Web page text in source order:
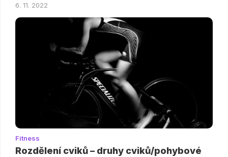
6. 11. 2022
Fitness
Rozdělení cviků – druhy cviků/pohybové